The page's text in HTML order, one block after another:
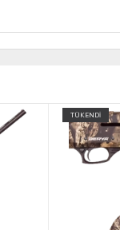
TÜKENDİ